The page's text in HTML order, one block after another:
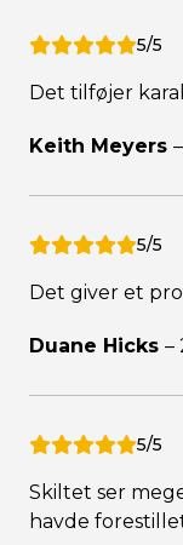
5/5
Det tilføjer
Keith Meyers –
5/5
Det giver et
Duane Hicks –
5/5
Skiltet ser
havde